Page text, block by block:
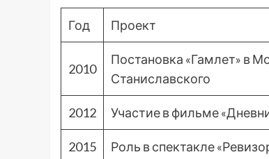
Год Проект
2010
Постановка «Гамлет» в
Станиславского
2012 Участие в фильме
2015 Роль в спектакле